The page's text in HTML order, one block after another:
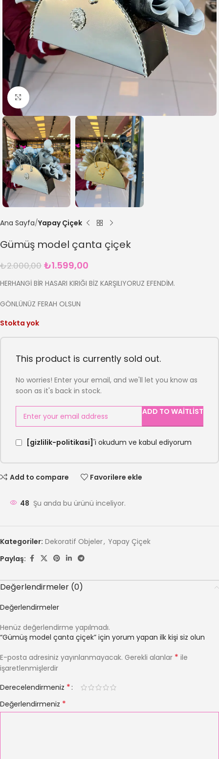
Büyütmek için tıklayın
Ana Sayfa Yapay Çiçek
Gümüş model çanta çiçek
₺2.000,00 ₺1.599,00
HERHANGİ BİR HASARI KIRIĞI BİZ KARŞILIYORUZ EFENDİM.
GÖNLÜNÜZ FERAH OLSUN
Stokta yok
This product is currently sold out.
No worries! Enter your email, and we'll let you know as
soon as it's back in stock.
ADD TO WAITLIST
[gizlilik-politikasi] 'i okudum ve kabul ediyorum
Add to compare Favorilere ekle
48 Şu anda bu ürünü inceliyor.
Kategoriler: Dekoratif Objeler, Yapay Çiçek
Paylaş:
Değerlendirmeler (0)
Değerlendirmeler
Henüz değerlendirme yapılmadı.
“Gümüş model çanta çiçek” için yorum yapan ilk kişi siz olun
E-posta adresiniz yayınlanmayacak. Gerekli alanlar * ile
işaretlenmişlerdir
Derecelendirmeniz *
Değerlendirmeniz *